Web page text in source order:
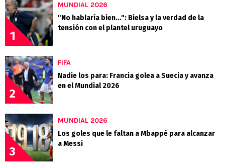
1
MUNDIAL 2026
"No hablaría bien...": Bielsa y la verdad de la
tensión con el plantel uruguayo
2
FIFA
Nadie los para: Francia golea a Suecia y avanza
en el Mundial 2026
3
MUNDIAL 2026
Los goles que le faltan a Mbappé para alcanzar
a Messi